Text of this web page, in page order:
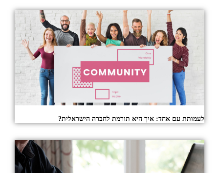
לעמותת עם אחד: איך היא תורמת לחברה הישראלית?